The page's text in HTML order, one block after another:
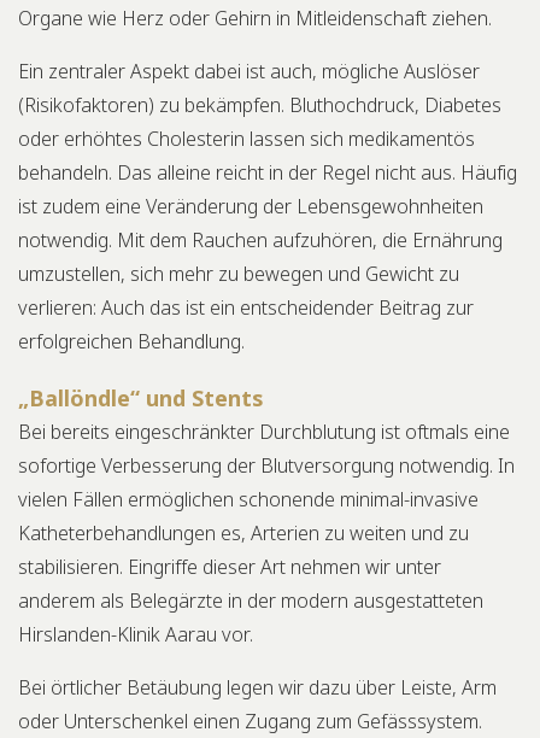
Organe wie Herz oder Gehirn in Mitleidenschaft ziehen.
Ein zentraler Aspekt dabei ist auch, mögliche Auslöser
(Risikofaktoren) zu bekämpfen. Bluthochdruck, Diabetes
oder erhöhtes Cholesterin lassen sich medikamentös
behandeln. Das alleine reicht in der Regel nicht aus. Häufig
ist zudem eine Veränderung der Lebensgewohnheiten
notwendig. Mit dem Rauchen aufzuhören, die Ernährung
umzustellen, sich mehr zu bewegen und Gewicht zu
verlieren: Auch das ist ein entscheidender Beitrag zur
erfolgreichen Behandlung.
„Ballöndle“ und Stents
Bei bereits eingeschränkter Durchblutung ist oftmals eine
sofortige Verbesserung der Blutversorgung notwendig. In
vielen Fällen ermöglichen schonende minimal-invasive
Katheterbehandlungen es, Arterien zu weiten und zu
stabilisieren. Eingriffe dieser Art nehmen wir unter
anderem als Belegärzte in der modern ausgestatteten
Hirslanden-Klinik Aarau vor.
Bei örtlicher Betäubung legen wir dazu über Leiste, Arm
oder Unterschenkel einen Zugang zum Gefässsystem.